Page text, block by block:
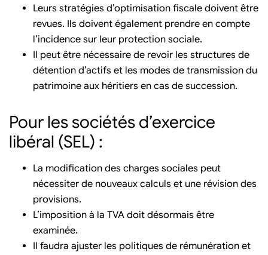
Leurs stratégies d’optimisation fiscale doivent être
revues. Ils doivent également prendre en compte
l’incidence sur leur protection sociale.
Il peut être nécessaire de revoir les structures de
détention d’actifs et les modes de transmission du
patrimoine aux héritiers en cas de succession.
Pour les sociétés d’exercice
libéral (SEL) :
La modification des charges sociales peut
nécessiter de nouveaux calculs et une révision des
provisions.
L’imposition à la TVA doit désormais être
examinée.
Il faudra ajuster les politiques de rémunération et